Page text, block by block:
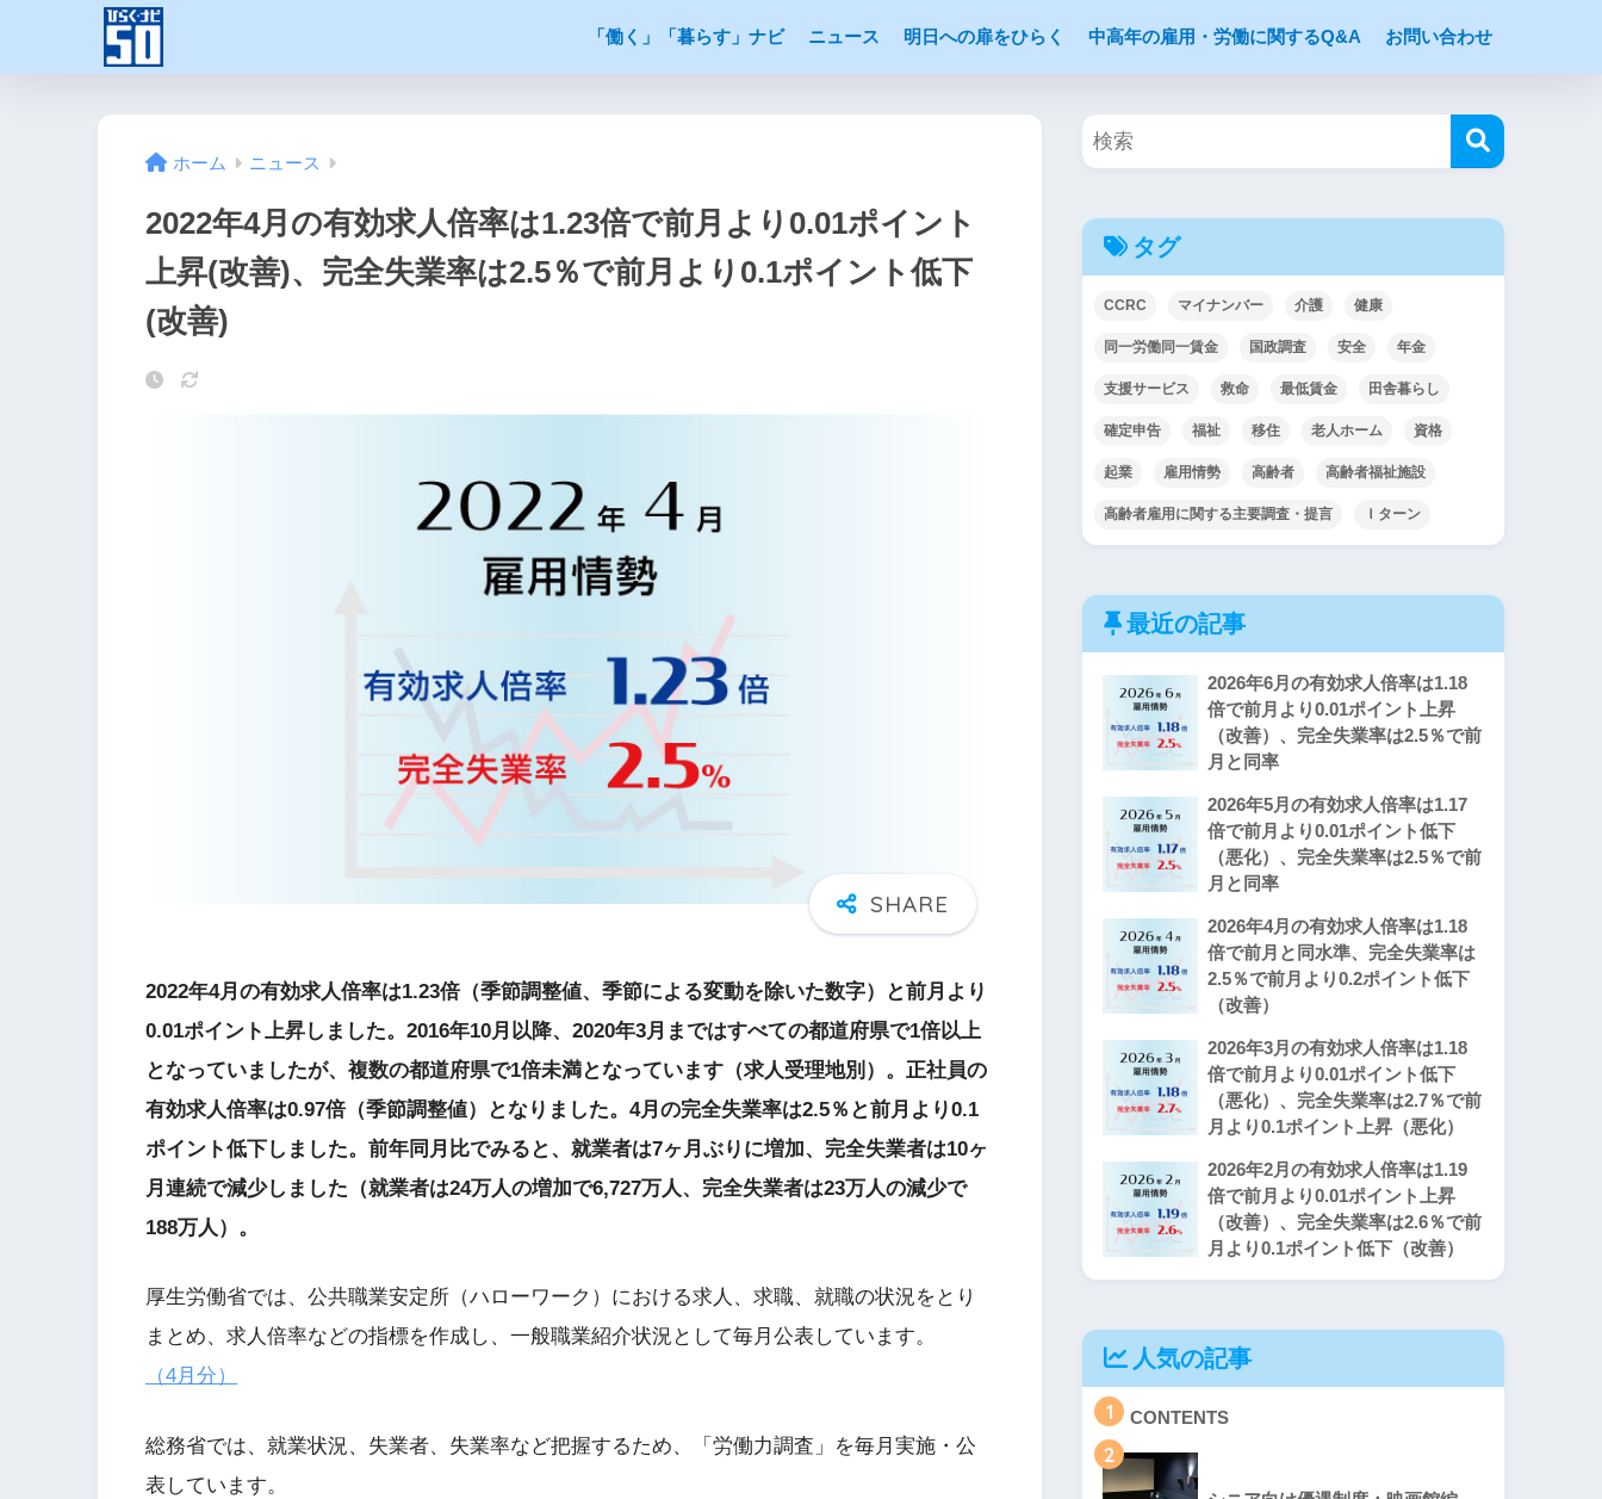
「働く」「暮らす」ナビ ニュース 明日への扉をひらく 中高年の雇用・労働に関するQ&A お問い合わせ
ホーム ニュース
2022年4月の有効求人倍率は1.23倍で前月より0.01ポイント
上昇(改善)、完全失業率は2.5％で前月より0.1ポイント低下
(改善)
2022年4月の有効求人倍率は1.23倍（季節調整値、季節による変動を除いた数字）と前月より
0.01ポイント上昇しました。2016年10月以降、2020年3月まではすべての都道府県で1倍以上
となっていましたが、複数の都道府県で1倍未満となっています（求人受理地別）。正社員の
有効求人倍率は0.97倍（季節調整値）となりました。4月の完全失業率は2.5％と前月より0.1
ポイント低下しました。前年同月比でみると、就業者は7ヶ月ぶりに増加、完全失業者は10ヶ
月連続で減少しました（就業者は24万人の増加で6,727万人、完全失業者は23万人の減少で
188万人）。
厚生労働省では、公共職業安定所（ハローワーク）における求人、求職、就職の状況をとり
まとめ、求人倍率などの指標を作成し、一般職業紹介状況として毎月公表しています。
（4月分）
総務省では、就業状況、失業者、失業率など把握するため、「労働力調査」を毎月実施・公
表しています。
タグ
CCRC マイナンバー 介護 健康
同一労働同一賃金 国政調査 安全 年金
支援サービス 救命 最低賃金 田舎暮らし
確定申告 福祉 移住 老人ホーム 資格
起業 雇用情勢 高齢者 高齢者福祉施設
高齢者雇用に関する主要調査・提言 Ｉターン
最近の記事
2026年6月の有効求人倍率は1.18
倍で前月より0.01ポイント上昇
（改善）、完全失業率は2.5％で前
月と同率
2026年5月の有効求人倍率は1.17
倍で前月より0.01ポイント低下
（悪化）、完全失業率は2.5％で前
月と同率
2026年4月の有効求人倍率は1.18
倍で前月と同水準、完全失業率は
2.5％で前月より0.2ポイント低下
（改善）
2026年3月の有効求人倍率は1.18
倍で前月より0.01ポイント低下
（悪化）、完全失業率は2.7％で前
月より0.1ポイント上昇（悪化）
2026年2月の有効求人倍率は1.19
倍で前月より0.01ポイント上昇
（改善）、完全失業率は2.6％で前
月より0.1ポイント低下（改善）
人気の記事
1 CONTENTS
2